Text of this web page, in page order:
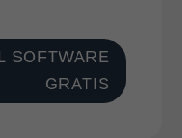
SOFTWARE
GRATIS